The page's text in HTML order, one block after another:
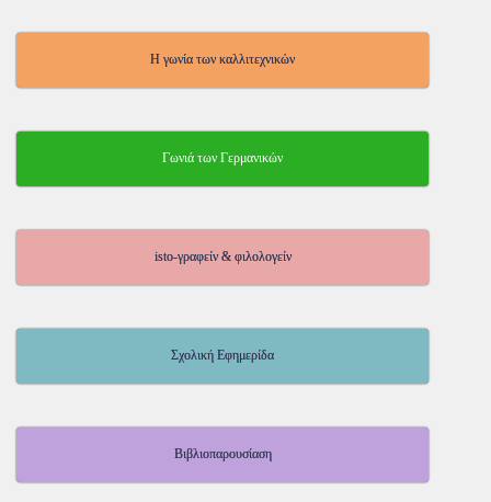
Η γωνία των καλλιτεχνικών
Γωνιά των Γερμανικών
isto-γραφείν & φιλολογείν
Σχολική Εφημερίδα
Βιβλιοπαρουσίαση